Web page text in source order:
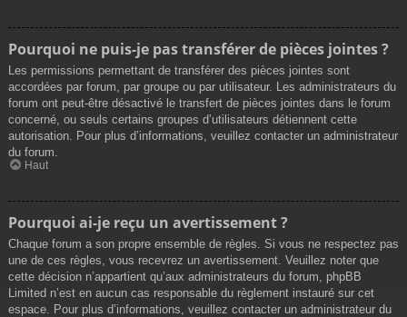
Pourquoi ne puis-je pas transférer de pièces jointes ?
Les permissions permettant de transférer des pièces jointes sont
accordées par forum, par groupe ou par utilisateur. Les administrateurs du
forum ont peut-être désactivé le transfert de pièces jointes dans le forum
concerné, ou seuls certains groupes d’utilisateurs détiennent cette
autorisation. Pour plus d’informations, veuillez contacter un administrateur
du forum.
Haut
Pourquoi ai-je reçu un avertissement ?
Chaque forum a son propre ensemble de règles. Si vous ne respectez pas
une de ces règles, vous recevrez un avertissement. Veuillez noter que
cette décision n’appartient qu’aux administrateurs du forum, phpBB
Limited n’est en aucun cas responsable du règlement instauré sur cet
espace. Pour plus d’informations, veuillez contacter un administrateur du